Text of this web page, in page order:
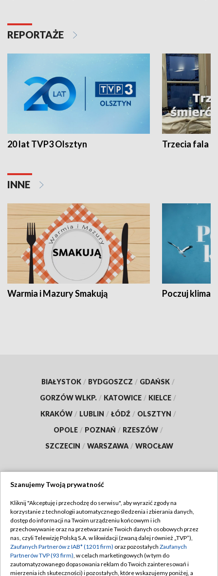
REPORTAŻE
20 lat TVP3 Olsztyn Trzecia fala -
INNE
Warmia i Mazury Smakują Poczuj klimat
BIAŁYSTOK / BYDGOSZCZ / GDAŃSK /
GORZÓW WLKP. / KATOWICE / KIELCE /
KRAKÓW / LUBLIN / ŁÓDŹ / OLSZTYN /
OPOLE / POZNAŃ / RZESZÓW /
SZCZECIN / WARSZAWA / WROCŁAW
TVP
Abonament TVP
Emisja w TVP
Centrum informacji TVP
Regulamin TVP
Polityka prywatności
Moje zgody
Szanujemy Twoją prywatność
Kliknij "Akceptuję i przechodzę do serwisu", aby wyrazić zgody na
korzystanie z technologii automatycznego śledzenia i zbierania danych,
dostęp do informacji na Twoim urządzeniu końcowym i ich
przechowywanie oraz na przetwarzanie Twoich danych osobowych przez
nas, czyli Telewizję Polską S.A. w likwidacji (zwaną dalej również „TVP”),
Zaufanych Partnerów z IAB* (1201 firm) oraz pozostałych Zaufanych
Partnerów TVP (93 firm), w celach marketingowych (w tym do
zautomatyzowanego dopasowania reklam do Twoich zainteresowań i
mierzenia ich skuteczności) i pozostałych, które wskazujemy poniżej, a